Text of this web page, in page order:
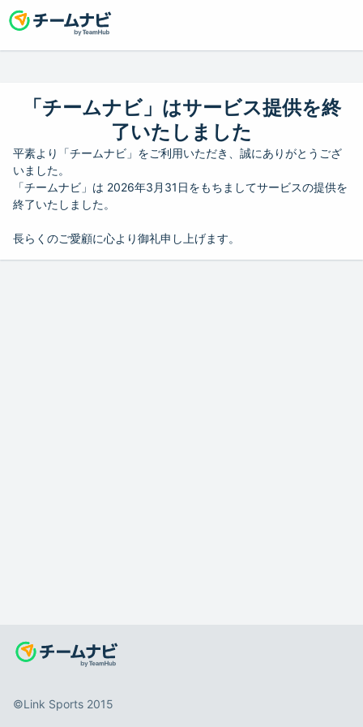
「チームナビ」はサービス提供を終
了いたしました
平素より「チームナビ」をご利用いただき、誠にありがとうござ
いました。
「チームナビ」は 2026年3月31日をもちましてサービスの提供を
終了いたしました。
長らくのご愛顧に心より御礼申し上げます。
©️Link Sports 2015